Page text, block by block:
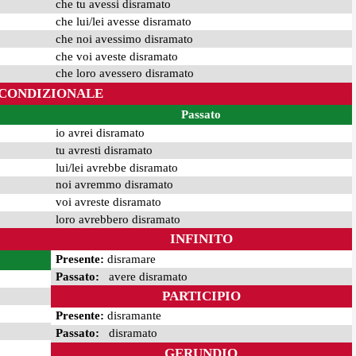
che tu avessi disramato
che lui/lei avesse disramato
che noi avessimo disramato
che voi aveste disramato
che loro avessero disramato
Passato
io avrei disramato
tu avresti disramato
lui/lei avrebbe disramato
noi avremmo disramato
voi avreste disramato
loro avrebbero disramato
INFINITO
Presente: disramare
Passato: avere disramato
PARTICIPIO
Presente: disramante
Passato: disramato
GERUNDIO